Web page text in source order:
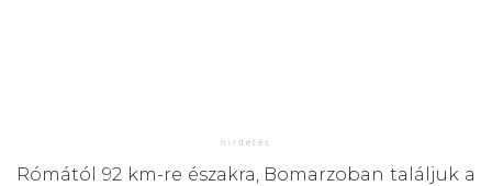
Rómától 92 km-re északra, Bomarzoban találjuk a